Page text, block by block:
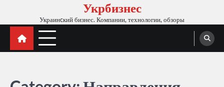
content
Укрбизнес
Украинcкий бизнес. Компании, технологии, обзоры